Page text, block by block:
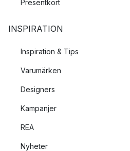
Presentkort
INSPIRATION
Inspiration & Tips
Varumärken
Designers
Kampanjer
REA
Nyheter